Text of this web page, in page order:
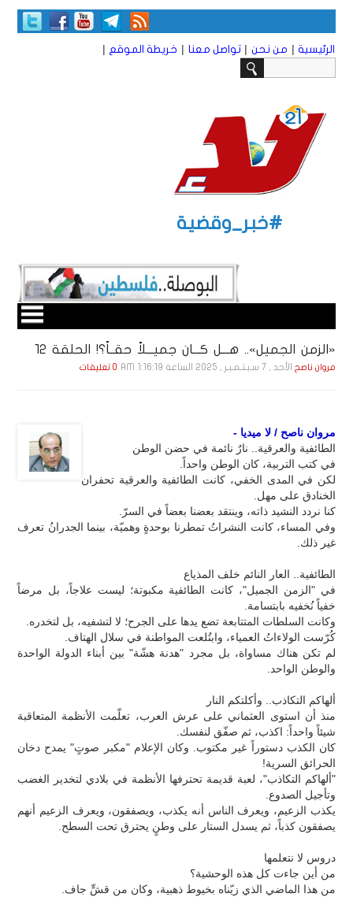
الرئيسية | من نحن | تواصل معنا | خريطة الموقع |
#خبر_وقضية
«الزمن الجميل».. هـــل كـــان جميـــلاً حقــاً؟! الحلقة ١2
مروان ناصح الأحد , 7 سـبـتـمـبـر , 2025 الساعة 1:16:19 AM 0 تعليقات
مروان ناصح / لا ميديا -
الطائفية والعرقية.. نارٌ نائمة في حضن الوطن
في كتب التربية، كان الوطن واحداً.
لكن في المدى الخفي، كانت الطائفية والعرقية تحفران
الخنادق على مهل.
كنا نردد النشيد ذاته، وينتقد بعضنا بعضاً في السرّ.
وفي المساء، كانت النشراتُ تمطرنا بوحدةٍ وهميّة، بينما الجدرانُ تعرف
غير ذلك.
الطائفية.. العار النائم خلف المذياع
في "الزمن الجميل"، كانت الطائفية مكبوتة؛ ليست علاجاً، بل مرضاً
خفياً نُخفيه بابتسامة.
وكانت السلطات المتتابعة تضع يدها على الجرح؛ لا لتشفيه، بل لتخدره.
كُرّست الولاءاتُ العمياء، وابتُلعت المواطنة في سلال الهتاف.
لم تكن هناك مساواة، بل مجرد "هدنة هشّة" بين أبناء الدولة الواحدة
والوطن الواحد.
ألهاكم التكاذب.. وأكلتكم النار
منذ أن استوى العثماني على عرش العرب، تعلّمت الأنظمة المتعاقبة
شيئاً واحداً: اكذب، ثم صفّق لنفسك.
كان الكذب دستوراً غير مكتوب. وكان الإعلام "مكبر صوتٍ" يمدح دخان
الحرائق السرية!
"ألهاكم التكاذب"، لعبة قديمة تحترفها الأنظمة في بلادي لتخدير الغضب
وتأجيل الصدوع.
يكذب الزعيم، ويعرف الناس أنه يكذب، ويصفقون، ويعرف الزعيم أنهم
يصفقون كذباً، ثم يسدل الستار على وطنٍ يحترق تحت السطح.
دروس لا نتعلمها
من أين جاءت كل هذه الوحشية؟
من هذا الماضي الذي زيّناه بخيوط ذهبية، وكان من قشٍّ جاف.